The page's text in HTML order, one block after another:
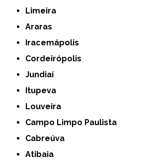
Limeira
Araras
Iracemápolis
Cordeirópolis
Jundiaí
Itupeva
Louveira
Campo Limpo Paulista
Cabreúva
Atibaia